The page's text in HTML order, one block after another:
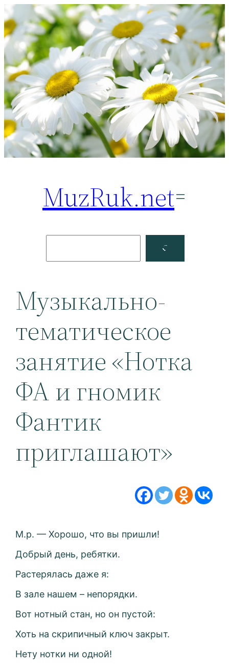
Перейти
к
содержимому
MuzRuk.net
Facebook
Музыкально-
тематическое
занятие «Нотка
ФА и гномик
Фантик
приглашают»
М.р. — Хорошо, что вы пришли!
Добрый день, ребятки.
Растерялась даже я:
В зале нашем – непорядки.
Вот нотный стан, но он пустой:
Хоть на скрипичный ключ закрыт.
Нету нотки ни одной!